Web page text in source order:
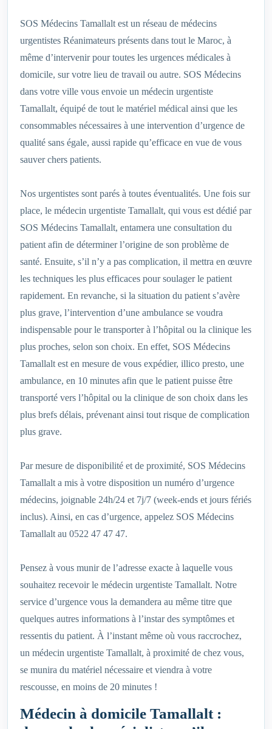
SOS Médecins Tamallalt est un réseau de médecins
urgentistes Réanimateurs présents dans tout le Maroc, à
même d’intervenir pour toutes les urgences médicales à
domicile, sur votre lieu de travail ou autre. SOS Médecins
dans votre ville vous envoie un médecin urgentiste
Tamallalt, équipé de tout le matériel médical ainsi que les
consommables nécessaires à une intervention d’urgence de
qualité sans égale, aussi rapide qu’efficace en vue de vous
sauver chers patients.
Nos urgentistes sont parés à toutes éventualités. Une fois sur
place, le médecin urgentiste Tamallalt, qui vous est dédié par
SOS Médecins Tamallalt, entamera une consultation du
patient afin de déterminer l’origine de son problème de
santé. Ensuite, s’il n’y a pas complication, il mettra en œuvre
les techniques les plus efficaces pour soulager le patient
rapidement. En revanche, si la situation du patient s’avère
plus grave, l’intervention d’une ambulance se voudra
indispensable pour le transporter à l’hôpital ou la clinique les
plus proches, selon son choix. En effet, SOS Médecins
Tamallalt est en mesure de vous expédier, illico presto, une
ambulance, en 10 minutes afin que le patient puisse être
transporté vers l’hôpital ou la clinique de son choix dans les
plus brefs délais, prévenant ainsi tout risque de complication
plus grave.
Par mesure de disponibilité et de proximité, SOS Médecins
Tamallalt a mis à votre disposition un numéro d’urgence
médecins, joignable 24h/24 et 7j/7 (week-ends et jours fériés
inclus). Ainsi, en cas d’urgence, appelez SOS Médecins
Tamallalt au 0522 47 47 47.
Pensez à vous munir de l’adresse exacte à laquelle vous
souhaitez recevoir le médecin urgentiste Tamallalt. Notre
service d’urgence vous la demandera au même titre que
quelques autres informations à l’instar des symptômes et
ressentis du patient. À l’instant même où vous raccrochez,
un médecin urgentiste Tamallalt, à proximité de chez vous,
se munira du matériel nécessaire et viendra à votre
rescousse, en moins de 20 minutes !
Médecin à domicile Tamallalt :